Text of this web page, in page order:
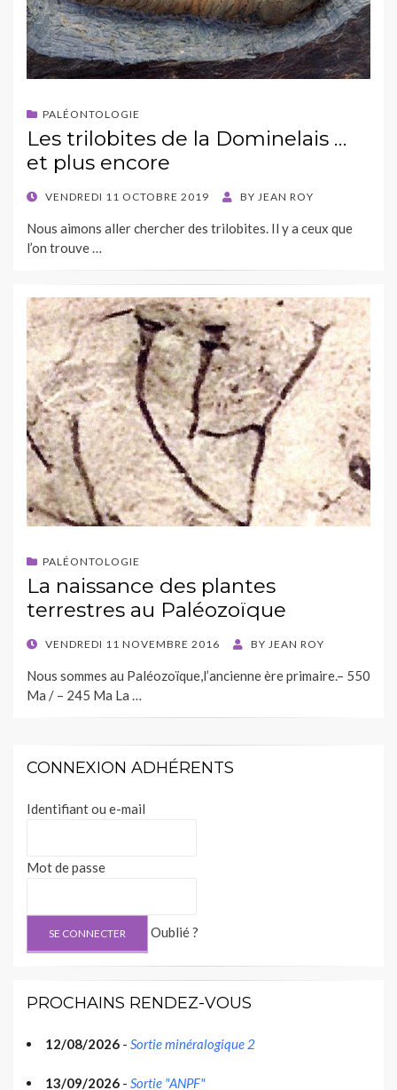
PALÉONTOLOGIE
Les trilobites de la Dominelais …
et plus encore
POSTED
VENDREDI 11 OCTOBRE 2019 BY JEAN ROY
Nous aimons aller chercher des trilobites. Il y a ceux que
l’on trouve …
PALÉONTOLOGIE
La naissance des plantes
terrestres au Paléozoïque
POSTED
VENDREDI 11 NOVEMBRE 2016 BY JEAN ROY
Nous sommes au Paléozoïque,l’ancienne ère primaire.– 550
Ma / – 245 Ma La …
CONNEXION ADHÉRENTS
Identifiant ou e-mail
Mot de passe
Oublié ?
PROCHAINS RENDEZ-VOUS
12/08/2026 - Sortie minéralogique 2
13/09/2026 - Sortie "ANPF"